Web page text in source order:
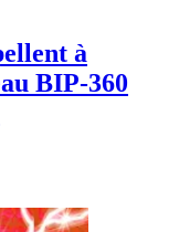
à
BIP-360